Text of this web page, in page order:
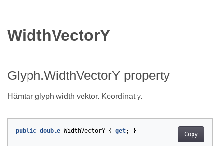
WidthVectorY
Glyph.WidthVectorY property
Hämtar glyph width vektor. Koordinat y.
Copy
public double WidthVectorY { get; }